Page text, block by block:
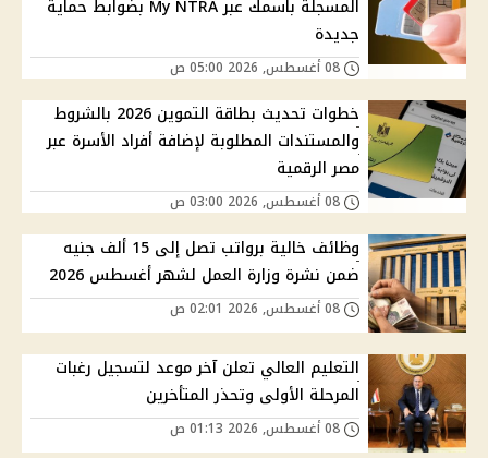
المسجلة باسمك عبر My NTRA بضوابط حماية
جديدة
خطوات تحديث بطاقة التموين 2026 بالشروط
والمستندات المطلوبة لإضافة أفراد الأسرة عبر
مصر الرقمية
وظائف خالية برواتب تصل إلى 15 ألف جنيه
ضمن نشرة وزارة العمل لشهر أغسطس 2026
التعليم العالي تعلن آخر موعد لتسجيل رغبات
المرحلة الأولى وتحذر المتأخرين